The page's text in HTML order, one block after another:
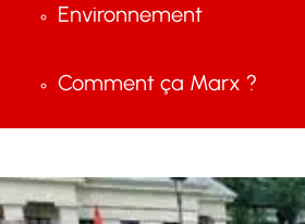
Environnement
Comment ça Marx ?